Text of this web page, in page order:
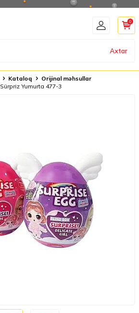
Axtar
0
Kataloq
Orijinal məhsullar
Sürpriz Yumurta 477-3